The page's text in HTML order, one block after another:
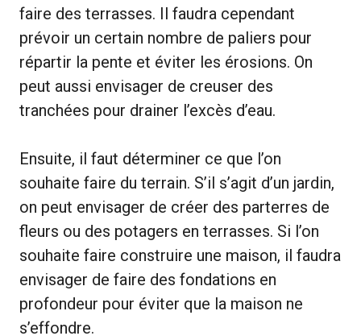
faire des terrasses. Il faudra cependant
prévoir un certain nombre de paliers pour
répartir la pente et éviter les érosions. On
peut aussi envisager de creuser des
tranchées pour drainer l’excès d’eau.
Ensuite, il faut déterminer ce que l’on
souhaite faire du terrain. S’il s’agit d’un jardin,
on peut envisager de créer des parterres de
fleurs ou des potagers en terrasses. Si l’on
souhaite faire construire une maison, il faudra
envisager de faire des fondations en
profondeur pour éviter que la maison ne
s’effondre.